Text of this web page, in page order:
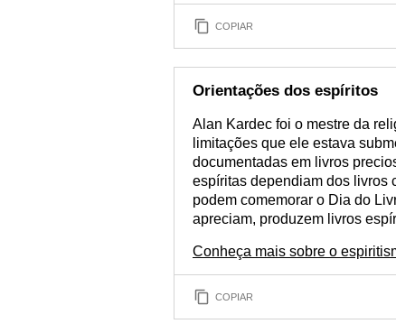
COPIAR
Orientações dos espíritos
Alan Kardec foi o mestre da
limitações que ele estava
documentadas em livros
espíritas dependiam dos livros
podem comemorar o Dia do
apreciam, produzem livros
Conheça mais sobre o
COPIAR